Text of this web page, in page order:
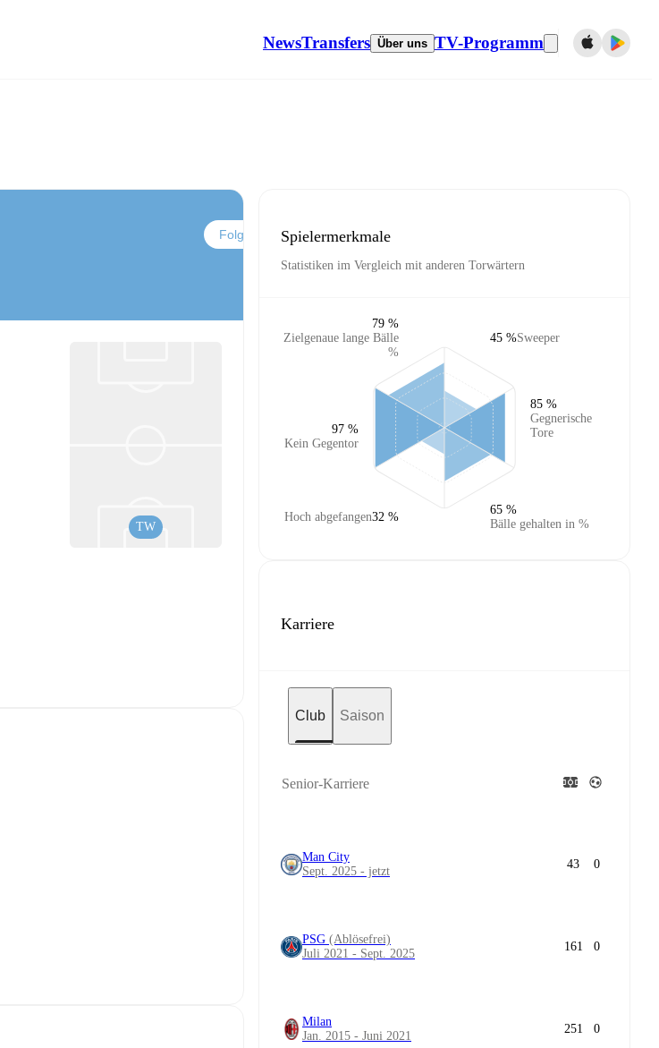
NewsTransfers Über uns TV-Programm
Folgen
TW
Spielermerkmale
Statistiken im Vergleich mit anderen Torwärtern
Zielgenaue lange Bälle
%
79 %
Kein Gegentor
97 %
Hoch abgefangen32 %
Sweeper
45 %
Gegnerische
Tore
85 %
Bälle gehalten in %
65 %
Karriere
Club Saison
Senior-Karriere
Man City
Sept. 2025 - jetzt
43 0
PSG (Ablösefrei)
Juli 2021 - Sept. 2025
161 0
Milan
Jan. 2015 - Juni 2021
251 0